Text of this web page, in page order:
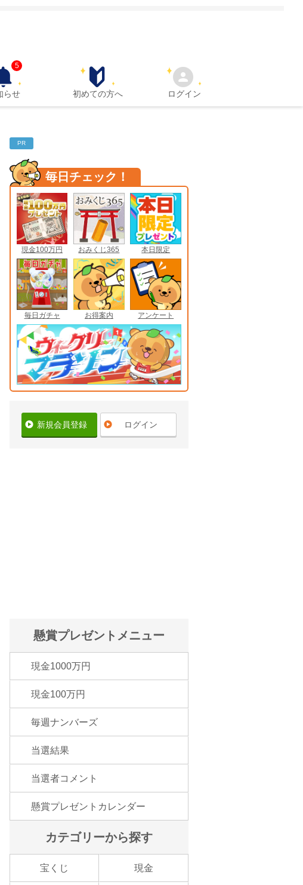
らせ
5
初めての方へ ログイン
PR
毎日チェック！
現金100万円 おみくじ365 本日限定
毎日ガチャ お得案内 アンケート
新規会員登録 ログイン
懸賞プレゼントメニュー
現金1000万円
現金100万円
毎週ナンバーズ
当選結果
当選者コメント
懸賞プレゼントカレンダー
カテゴリーから探す
宝くじ 現金